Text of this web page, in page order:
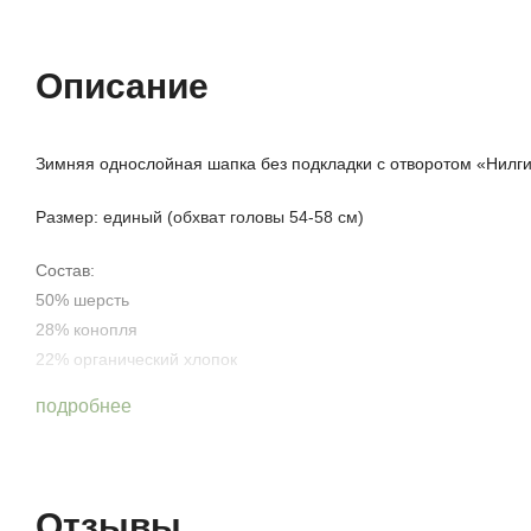
Описание
Зимняя однослойная шапка без подкладки с отворотом
Размер: единый (обхват головы 54-58 см)
Состав:
50% шерсть
28% конопля
22% органический хлопок
Конопляная шапка с шерстью позволяет сохранять
подробнее